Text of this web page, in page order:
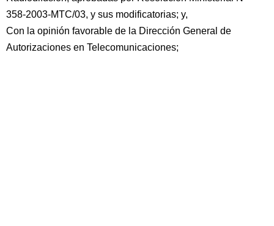
358-2003-MTC/03, y sus modificatorias; y,
Con la opinión favorable de la Dirección General de
Autorizaciones en Telecomunicaciones;